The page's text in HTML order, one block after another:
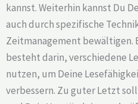
kannst. Weiterhin kannst Du
auch durch spezifische
Zeitmanagement bewältigen.
besteht darin, verschiedene
nutzen, um Deine
verbessern. Zu guter Letzt